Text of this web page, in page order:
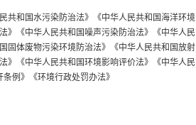
共和国水污染防治法》《中华人民共和国海洋环境
》《中华人民共和国噪声污染防治法》《中华人民
固体废物污染环境防治法》《中华人民共和国放射
》《中华人民共和国环境影响评价法》《中华人民
例》《环境行政处罚办法》